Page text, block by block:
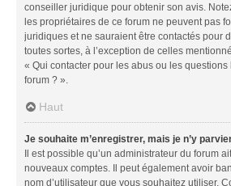
conseiller juridique pour obtenir son avis.
les propriétaires de ce forum ne peuvent pas
juridiques et ne sauraient être contactés pour
toutes sortes, à l’exception de celles
« Qui contacter pour les abus ou les
forum ? ».
Haut
Je souhaite m’enregistrer, mais je n’y
Il est possible qu’un administrateur du forum
nouveaux comptes. Il peut également avoir
nom d’utilisateur que vous souhaitez utiliser.